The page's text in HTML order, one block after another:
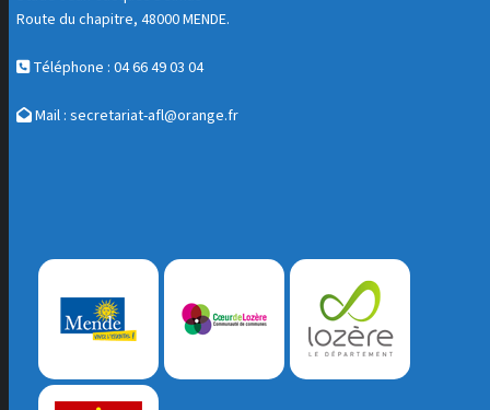
Route du chapitre, 48000 MENDE.
Téléphone : 04 66 49 03 04
Mail : secretariat-afl@orange.fr